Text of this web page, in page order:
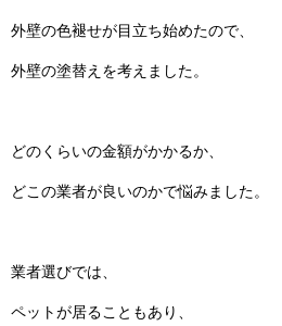
外壁の色褪せが目立ち始めたので、
外壁の塗替えを考えました。
どのくらいの金額がかかるか、
どこの業者が良いのかで悩みました。
業者選びでは、
ペットが居ることもあり、